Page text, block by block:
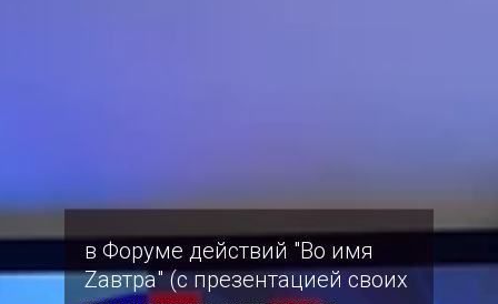
в Форуме действий "Во имя
Zавтра" (с презентацией своих